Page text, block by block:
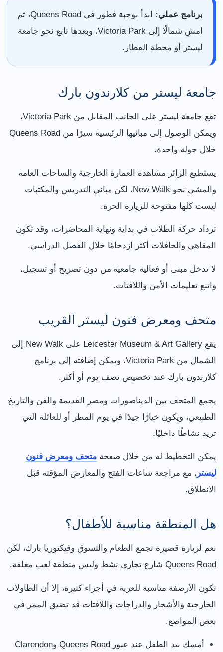
برنامج عملي:
ابدأ بوجبة فطور في Queens Road، ثم
امشِ شمالًا إلى Victoria Park، وبعدها تابع نحو جامعة
ليستر أو محطة القطار.
جامعة ليستر من كلارندون بارك
تقع جامعة ليستر على الجانب المقابل من Victoria Park،
ويمكن الوصول إلى مبانيها الرئيسية سيرًا من Queens Road
خلال جولة واحدة.
يستطيع الزائر مشاهدة العمارة الخارجية والساحات العامة
والمشي نحو New Walk، لكن مباني التدريس والمكتبات
ليست كلها مفتوحة للزيارة الحرة.
تزداد حركة الطلاب في بداية ونهاية المحاضرات، وقد تكون
المقاهي والحافلات أكثر ازدحامًا خلال الفصل الدراسي.
لا تدخل مبنى أو فعالية جامعية من دون تصريح أو تسجيل،
واتبع تعليمات الأمن واللافتات.
متحف ومعرض فنون ليستر القريب
يقع Leicester Museum & Art Gallery على New Walk إلى
الشمال من Victoria Park، ويمكن إضافته إلى برنامج
كلارندون بارك عند تخصيص نصف يوم أو أكثر.
يجمع المتحف بين الديناصورات ومصر القديمة والفن والتاريخ
الطبيعي، ويكون خيارًا جيدًا في يوم المطر أو للعائلة التي
تريد نشاطًا داخليًا.
يمكن التخطيط له من خلال صفحة متحف ومعرض فنون
ليستر ، مع مراجعة ساعات الفتح والمعارض المؤقتة قبل
الانطلاق.
هل المنطقة مناسبة للأطفال؟
نعم لزيارة قصيرة تجمع الطعام والتسوق وفيكتوريا بارك، لكن
Queens Road شارع تجاري نشط وليس منطقة لعب مغلقة.
تكون الأرصفة مناسبة للعربة في أجزاء كثيرة، إلا أن الطاولات
الخارجية والأشجار والدراجات واللافتات قد تضيق الممر في
بعض المواضع.
أمسك بيد الطفل عند عبور Queens Road وClarendon